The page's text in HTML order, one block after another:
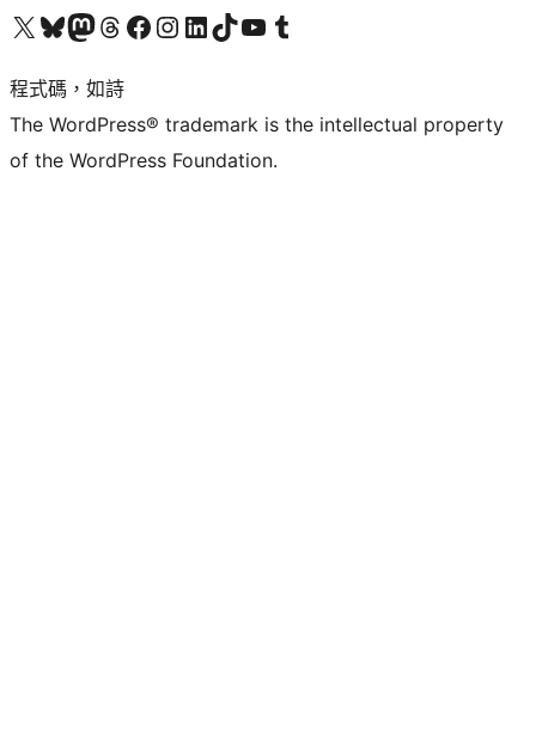
查看我們的 X (之前的 Twitter) 帳號造訪我們的 Bluesky 帳號造訪我們的 Mastodon 帳號造訪我們的 Threads 帳號 造訪我們的 Facebook 粉絲專頁Visit our Instagram account
Visit our LinkedIn account
造訪我們的 TikTok 帳號Visit our YouTube channel
造訪我們的 Tumblr 帳號
程式碼，如詩
The WordPress® trademark is the intellectual property
of the WordPress Foundation.